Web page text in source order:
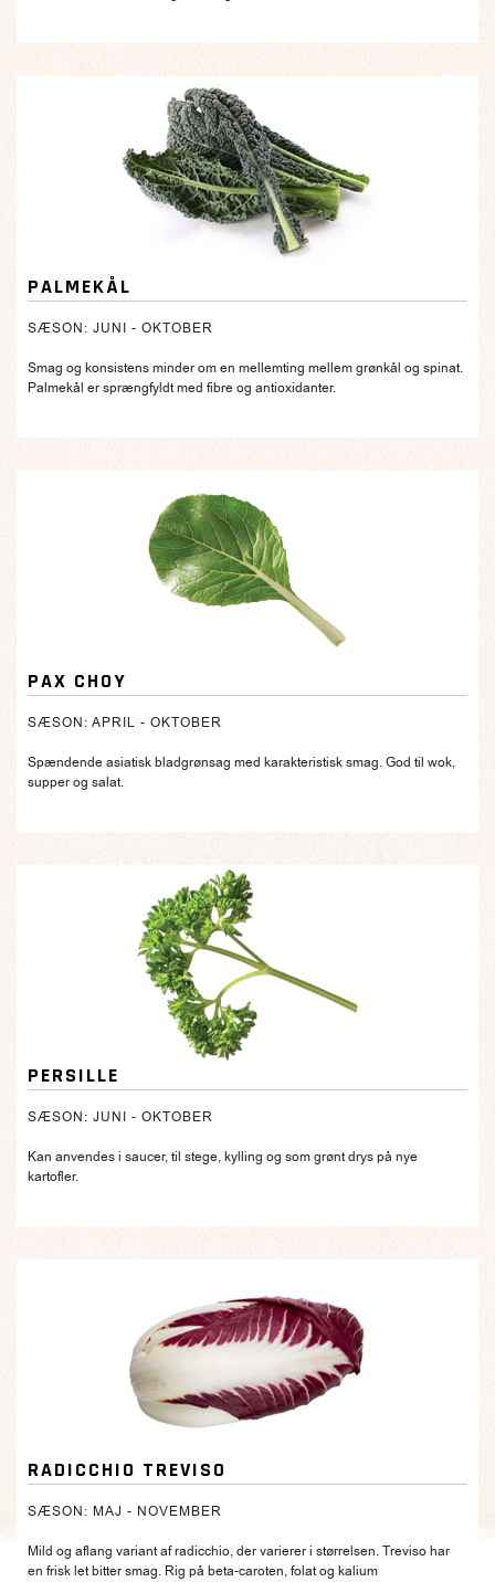
PALMEKÅL
SÆSON: JUNI - OKTOBER
Smag og konsistens minder om en mellemting mellem grønkål og spinat.
Palmekål er sprængfyldt med fibre og antioxidanter.
PAX CHOY
SÆSON: APRIL - OKTOBER
Spændende asiatisk bladgrønsag med karakteristisk smag. God til wok,
supper og salat.
PERSILLE
SÆSON: JUNI - OKTOBER
Kan anvendes i saucer, til stege, kylling og som grønt drys på nye
kartofler.
RADICCHIO TREVISO
SÆSON: MAJ - NOVEMBER
Mild og aflang variant af radicchio, der varierer i størrelsen. Treviso har
en frisk let bitter smag. Rig på beta-caroten, folat og kalium